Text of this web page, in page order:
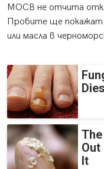
МОСВ не отчита
Пробите ще покажат
или масла в
Out
It